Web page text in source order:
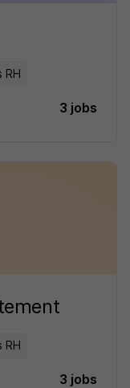
RH
3 jobs
RH
3 jobs